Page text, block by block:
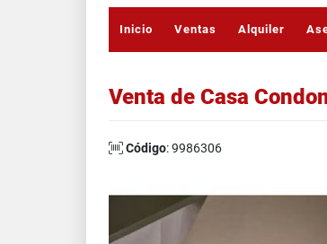
Inicio Ventas Alquiler
Venta de Casa
Código: 9986306